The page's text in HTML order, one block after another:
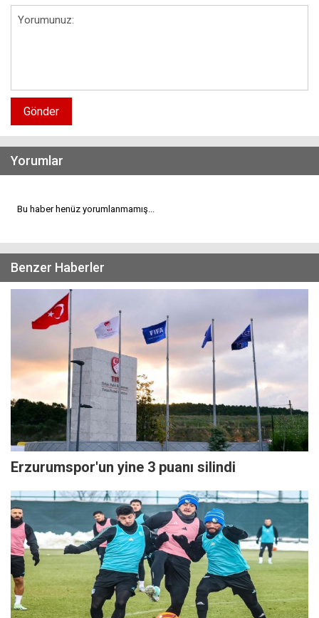
Gönder
Yorumlar
Bu haber henüz yorumlanmamış...
Benzer Haberler
Erzurumspor'un yine 3 puanı silindi